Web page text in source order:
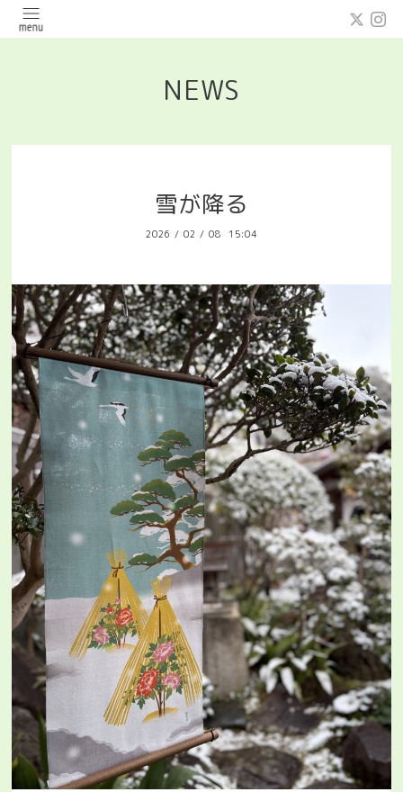
NEWS
雪が降る
2026 / 02 / 08 15:04